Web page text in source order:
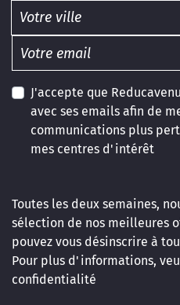
J'accepte que
avec ses emails afin de
communications plus
mes centres d'intérêt
Toutes les deux semaines,
sélection de nos meilleures
pouvez vous désinscrire à
Pour plus d'informations,
confidentialité